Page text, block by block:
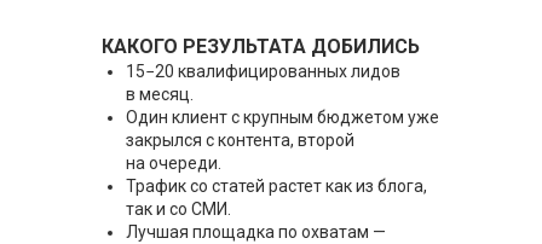
КАКОГО РЕЗУЛЬТАТА ДОБИЛИСЬ
15−20 квалифицированных лидов
в месяц.
Один клиент с крупным бюджетом уже
закрылся с контента, второй
на очереди.
Трафик со статей растет как из блога,
так и со СМИ.
Лучшая площадка по охватам —